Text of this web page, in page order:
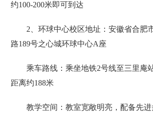
约100-200米即可到达
2、环球中心校区地址：安徽省合肥
路189号之心城环球中心A座
乘车路线：乘坐地铁2号线至‌三里庵
距离约188米
教学空间‌：教室宽敞明亮，配备‌先